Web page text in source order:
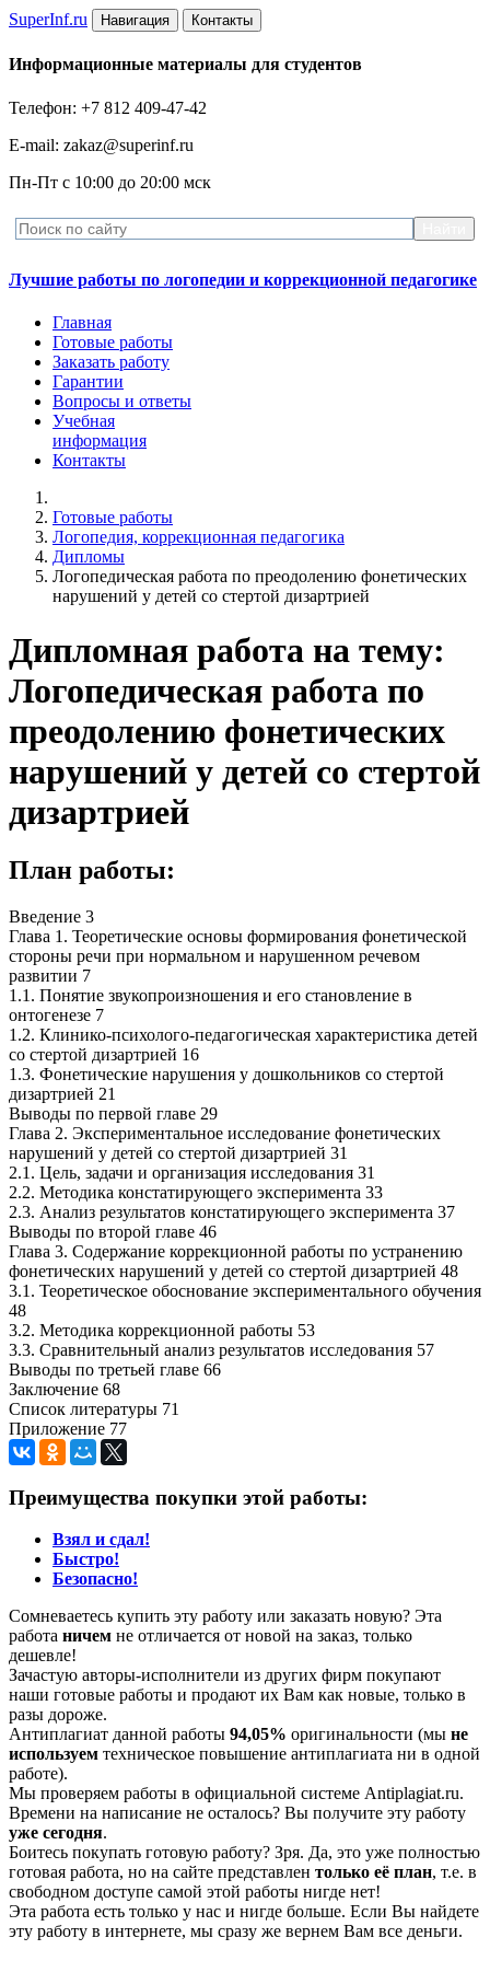
SuperInf.ru Навигация Контакты
Информационные материалы для студентов
Телефон: +7 812 409-47-42
E-mail: zakaz@superinf.ru
Пн-Пт с 10:00 до 20:00 мск
Лучшие работы по логопедии и коррекционной педагогике
Главная
Готовые работы
Заказать работу
Гарантии
Вопросы и ответы
Учебная
информация
Контакты
Готовые работы
Логопедия, коррекционная педагогика
Дипломы
Логопедическая работа по преодолению фонетических
нарушений у детей со стертой дизартрией
Дипломная работа на тему:
Логопедическая работа по
преодолению фонетических
нарушений у детей со стертой
дизартрией
План работы:
Введение 3
Глава 1. Теоретические основы формирования фонетической
стороны речи при нормальном и нарушенном речевом
развитии 7
1.1. Понятие звукопроизношения и его становление в
онтогенезе 7
1.2. Клинико-психолого-педагогическая характеристика детей
со стертой дизартрией 16
1.3. Фонетические нарушения у дошкольников со стертой
дизартрией 21
Выводы по первой главе 29
Глава 2. Экспериментальное исследование фонетических
нарушений у детей со стертой дизартрией 31
2.1. Цель, задачи и организация исследования 31
2.2. Методика констатирующего эксперимента 33
2.3. Анализ результатов констатирующего эксперимента 37
Выводы по второй главе 46
Глава 3. Содержание коррекционной работы по устранению
фонетических нарушений у детей со стертой дизартрией 48
3.1. Теоретическое обоснование экспериментального обучения
48
3.2. Методика коррекционной работы 53
3.3. Сравнительный анализ результатов исследования 57
Выводы по третьей главе 66
Заключение 68
Список литературы 71
Приложение 77
Преимущества покупки этой работы:
Взял и сдал!
Быстро!
Безопасно!
Сомневаетесь купить эту работу или заказать новую? Эта
работа ничем не отличается от новой на заказ, только
дешевле!
Зачастую авторы-исполнители из других фирм покупают
наши готовые работы и продают их Вам как новые, только в
разы дороже.
Антиплагиат данной работы 94,05% оригинальности (мы не
используем техническое повышение антиплагиата ни в одной
работе).
Мы проверяем работы в официальной системе Аntiplagiat.ru.
Времени на написание не осталось? Вы получите эту работу
уже сегодня.
Боитесь покупать готовую работу? Зря. Да, это уже полностью
готовая работа, но на сайте представлен только её план, т.е. в
свободном доступе самой этой работы нигде нет!
Эта работа есть только у нас и нигде больше. Если Вы найдете
эту работу в интернете, мы сразу же вернем Вам все деньги.